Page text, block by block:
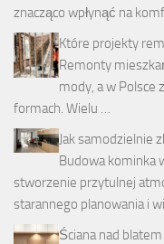
znacząco wpłynąć na
Które projekty
Remonty
mody, a w Polsce
formach. Wielu …
Jak samodzielnie
Budowa kominka
stworzenie przytulnej
starannego planowania i
Ściana nad